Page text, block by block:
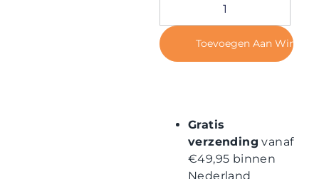
Toevoegen Aan
Gratis
verzending vanaf
€49,95 binnen
Nederland